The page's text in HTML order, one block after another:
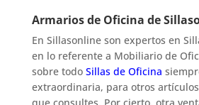
Armarios de Oficina de
En Sillasonline son expertos en
en lo referente a Mobiliario de
sobre todo Sillas de Oficina
extraordinaria, para otros